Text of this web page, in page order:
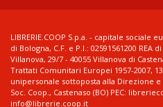
LIBRERIE.COOP S.p.a. - capitale sociale
di Bologna, C.F. e P.I.: 02591561200 REA
Villanova, 29/7 - 40055 Villanova di
Trattati Comunitari Europei 1957-2007,
unipersonale sottoposta alla Direzione
Soc. Coop., Castenaso (BO) PEC:
info@librerie.coop.it